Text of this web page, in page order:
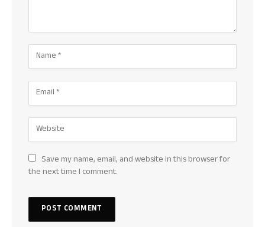
Save my name, email, and website in this browser for
the next time I comment.